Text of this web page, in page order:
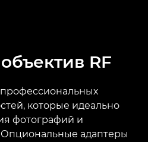
RF
которые идеально
фотографий и
Опциональные адаптеры